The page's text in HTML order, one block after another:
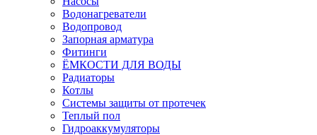
Водонагреватели
Водопровод
Запорная арматура
Фитинги
ЁМКОСТИ ДЛЯ ВОДЫ
Радиаторы
Котлы
Системы защиты от протечек
Теплый пол
Гидроаккумуляторы